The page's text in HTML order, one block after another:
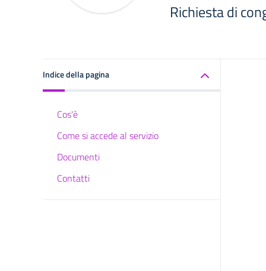
Richiesta di
Indice della pagina
Cos'è
Come si accede al servizio
Documenti
Contatti